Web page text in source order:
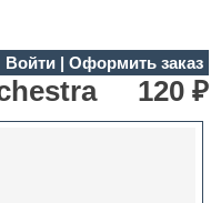
Войти| Оформить заказ
120 ₽